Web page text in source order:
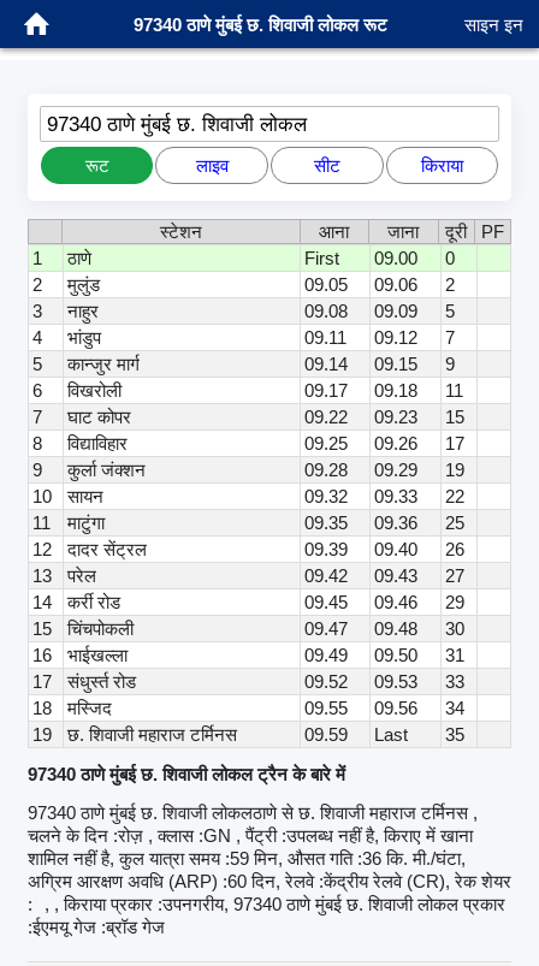
97340 ठाणे मुंबई छ. शिवाजी लोकल रूट साइन इन
97340 ठाणे मुंबई छ. शिवाजी लोकल
रूट लाइव सीट किराया
स्टेशन आना जाना दूरी
PF
1
ठाणे First 09.00
0
2
मुलुंड 09.05 09.06
2
3
नाहुर 09.08 09.09
5
4
भांडुप 09.11 09.12
7
5
कान्जुर मार्ग 09.14 09.15
9
6
विखरोली 09.17 09.18
11
7
घाट कोपर 09.22 09.23
15
8
विद्याविहार 09.25 09.26
17
9
कुर्ला जंक्शन 09.28 09.29
19
10
सायन 09.32 09.33
22
11
माटुंगा 09.35 09.36
25
12
दादर सेंट्रल 09.39 09.40
26
13
परेल 09.42 09.43
27
14
कर्री रोड 09.45 09.46
29
15
चिंचपोकली 09.47 09.48
30
16
भाईखल्ला 09.49 09.50
31
17
संधुर्स्त रोड 09.52 09.53
33
18
मस्जिद 09.55 09.56
34
19
छ. शिवाजी महाराज टर्मिनस 09.59 Last
35
97340 ठाणे मुंबई छ. शिवाजी लोकल ट्रैन के बारे में
97340 ठाणे मुंबई छ. शिवाजी लोकलठाणे से छ. शिवाजी महाराज टर्मिनस ,
चलने के दिन :रोज़ , क्लास :GN , पैंट्री :उपलब्ध नहीं है, किराए में खाना
शामिल नहीं है, कुल यात्रा समय :59 मिन, औसत गति :36 कि. मी./घंटा,
अग्रिम आरक्षण अवधि (ARP) :60 दिन, रेलवे :केंद्रीय रेलवे (CR), रेक शेयर
:
, , किराया प्रकार :उपनगरीय, 97340 ठाणे मुंबई छ. शिवाजी लोकल प्रकार
:ईएमयू गेज :ब्रॉड गेज